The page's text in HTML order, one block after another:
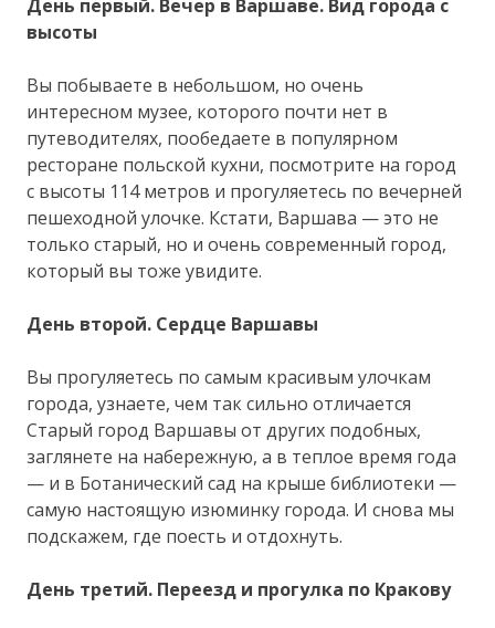
День первый. Вечер в Варшаве. Вид города с
высоты
Вы побываете в небольшом, но очень
интересном музее, которого почти нет в
путеводителях, пообедаете в популярном
ресторане польской кухни, посмотрите на город
с высоты 114 метров и прогуляетесь по вечерней
пешеходной улочке. Кстати, Варшава — это не
только старый, но и очень современный город,
который вы тоже увидите.
День второй. Сердце Варшавы
Вы прогуляетесь по самым красивым улочкам
города, узнаете, чем так сильно отличается
Старый город Варшавы от других подобных,
заглянете на набережную, а в теплое время года
— и в Ботанический сад на крыше библиотеки —
самую настоящую изюминку города. И снова мы
подскажем, где поесть и отдохнуть.
День третий. Переезд и прогулка по Кракову